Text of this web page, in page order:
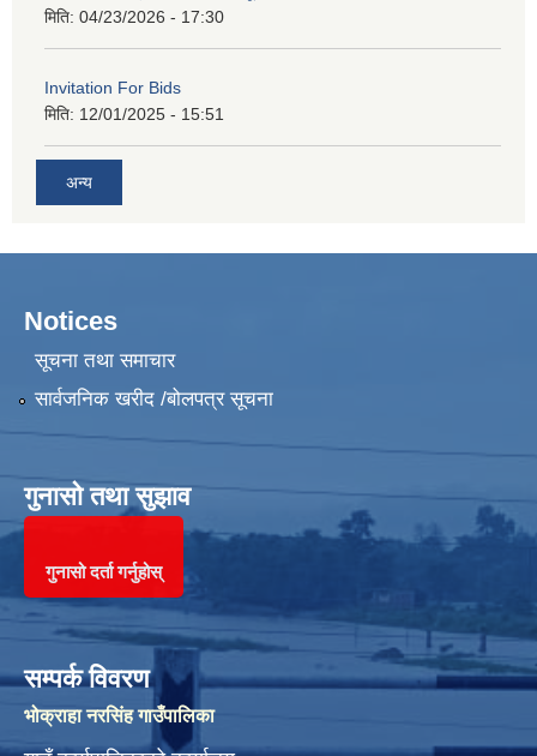
मिति: 04/23/2026 - 17:30
Invitation For Bids
मिति: 12/01/2025 - 15:51
अन्य
Notices
सूचना तथा समाचार
सार्वजनिक खरीद /बोलपत्र सूचना
गुनासो तथा सुझाव
गुनासो दर्ता गर्नुहोस्
सम्पर्क विवरण
भोक्राहा नरसिंह गाउँपालिका